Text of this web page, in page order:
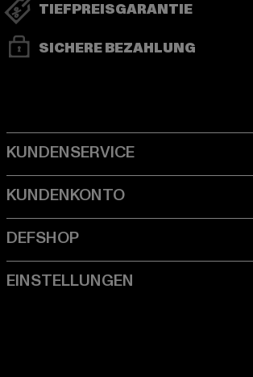
TIEFPREISGARANTIE
SICHERE BEZAHLUNG